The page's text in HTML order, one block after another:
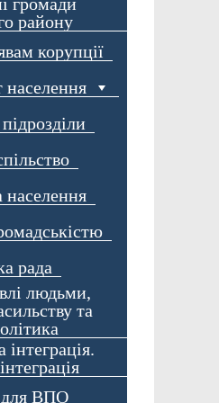
району
корупції
населення
населення
рада
людьми,
та
для ВПО